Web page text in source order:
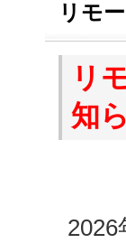
リモ
リ
知